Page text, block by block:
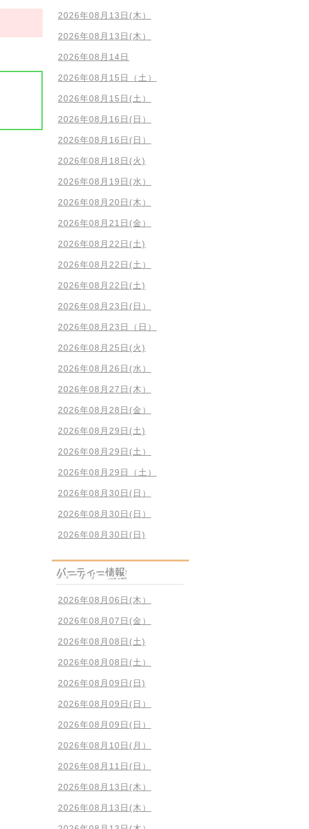
2026年08月13日(木）
2026年08月13日(木）
2026年08月14日
2026年08月15日（土）
2026年08月15日(土）
2026年08月16日(日）
2026年08月16日(日）
2026年08月18日(火)
2026年08月19日(水）
2026年08月20日(木）
2026年08月21日(金）
2026年08月22日(土)
2026年08月22日(土）
2026年08月22日(土)
2026年08月23日(日）
2026年08月23日（日）
2026年08月25日(火)
2026年08月26日(水）
2026年08月27日(木）
2026年08月28日(金）
2026年08月29日(土)
2026年08月29日(土）
2026年08月29日（土）
2026年08月30日(日）
2026年08月30日(日）
2026年08月30日(日)
2026年08月06日(木）
2026年08月07日(金）
2026年08月08日(土)
2026年08月08日(土）
2026年08月09日(日)
2026年08月09日(日）
2026年08月09日(日）
2026年08月10日(月）
2026年08月11日(日）
2026年08月13日(木）
2026年08月13日(木）